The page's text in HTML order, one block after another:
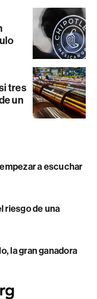
tres
un
a escuchar
riesgo de una
la gran ganadora